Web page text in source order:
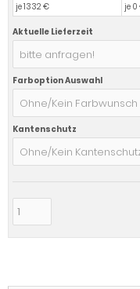
je 1332 €
je 0
Aktuelle Lieferzeit
bitte anfragen!
Farboption Auswahl
Ohne/Kein Farbwunsch
Kantenschutz
Ohne/Kein